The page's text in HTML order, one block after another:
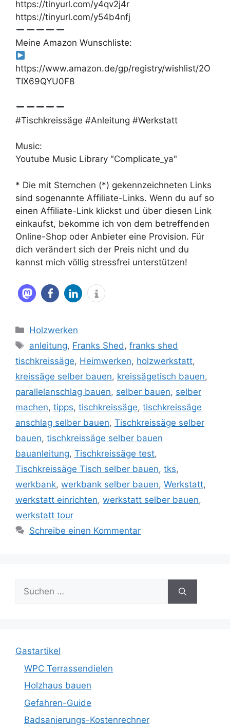
https://tinyurl.com/y4qv2j4r
https://tinyurl.com/y54b4nfj
Meine Amazon Wunschliste:
https://www.amazon.de/gp/registry/wishlist/2O
TIX69QYU0F8
#Tischkreissäge #Anleitung #Werkstatt
Music:
Youtube Music Library "Complicate_ya"
* Die mit Sternchen (*) gekennzeichneten Links
sind sogenannte Affiliate-Links. Wenn du auf so
einen Affiliate-Link klickst und über diesen Link
einkaufst, bekomme ich von dem betreffenden
Online-Shop oder Anbieter eine Provision. Für
dich verändert sich der Preis nicht und du
kannst mich völlig stressfrei unterstützen!
Kategorien
Holzwerken
Schlagwörter
anleitung, Franks Shed,franks shed
tischkreissäge, Heimwerken, holzwerkstatt,
kreissäge selber bauen, kreissägetisch bauen,
parallelanschlag bauen, selber bauen, selber
machen, tipps, tischkreissäge, tischkreissäge
anschlag selber bauen, Tischkreissäge selber
bauen, tischkreissäge selber bauen
bauanleitung, Tischkreissäge test,
Tischkreissäge Tisch selber bauen, tks,
werkbank, werkbank selber bauen, Werkstatt,
werkstatt einrichten, werkstatt selber bauen,
werkstatt tour
Schreibe einen Kommentar
Suche
nach:
Gastartikel
WPC Terrassendielen
Holzhaus bauen
Gefahren-Guide
Badsanierungs-Kostenrechner